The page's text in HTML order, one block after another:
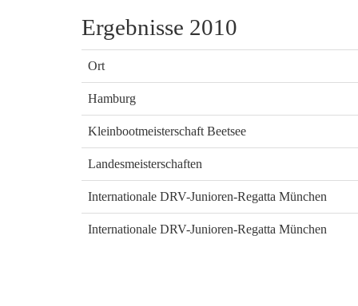
Ergebnisse 2010
Ort
Hamburg
Kleinbootmeisterschaft Beetsee
Landesmeisterschaften
Internationale DRV-Junioren-Regatta München
Internationale DRV-Junioren-Regatta München